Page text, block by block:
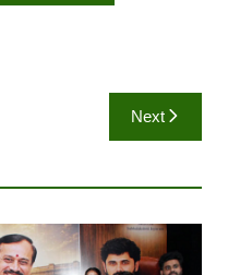
Next